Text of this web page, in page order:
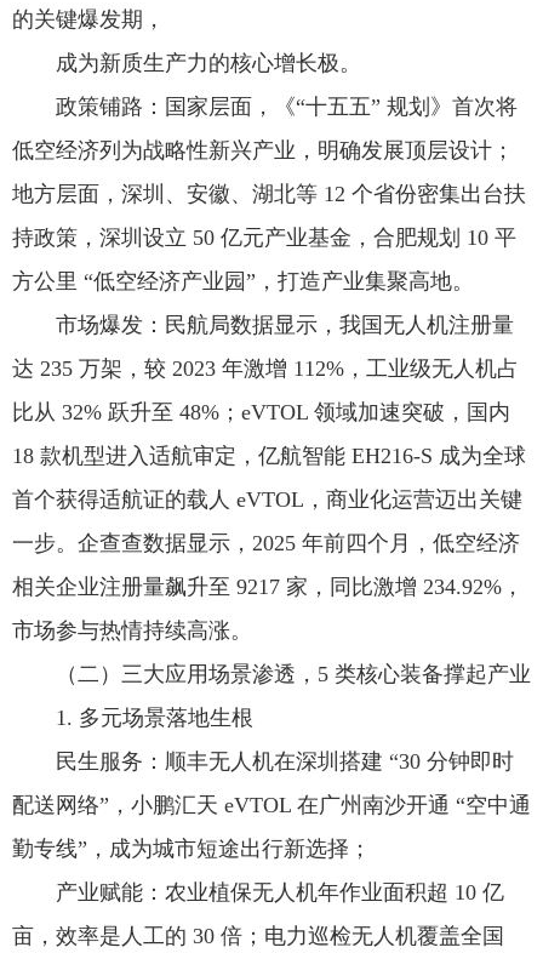
的关键爆发期，
成为新质生产力的核心增长极。
政策铺路：国家层面，《“十五五” 规划》首次将
低空经济列为战略性新兴产业，明确发展顶层设计；
地方层面，深圳、安徽、湖北等 12 个省份密集出台扶
持政策，深圳设立 50 亿元产业基金，合肥规划 10 平
方公里 “低空经济产业园”，打造产业集聚高地。
市场爆发：民航局数据显示，我国无人机注册量
达 235 万架，较 2023 年激增 112%，工业级无人机占
比从 32% 跃升至 48%；eVTOL 领域加速突破，国内
18 款机型进入适航审定，亿航智能 EH216-S 成为全球
首个获得适航证的载人 eVTOL，商业化运营迈出关键
一步。企查查数据显示，2025 年前四个月，低空经济
相关企业注册量飙升至 9217 家，同比激增 234.92%，
市场参与热情持续高涨。
（二）三大应用场景渗透，5 类核心装备撑起产业
1. 多元场景落地生根
民生服务：顺丰无人机在深圳搭建 “30 分钟即时
配送网络”，小鹏汇天 eVTOL 在广州南沙开通 “空中通
勤专线”，成为城市短途出行新选择；
产业赋能：农业植保无人机年作业面积超 10 亿
亩，效率是人工的 30 倍；电力巡检无人机覆盖全国